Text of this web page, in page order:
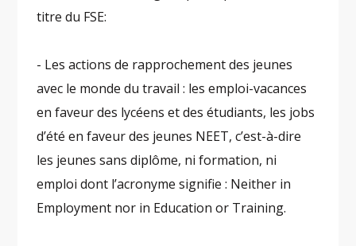
titre du FSE:
- Les actions de rapprochement des jeunes
avec le monde du travail : les emploi-vacances
en faveur des lycéens et des étudiants, les jobs
d’été en faveur des jeunes NEET, c’est-à-dire
les jeunes sans diplôme, ni formation, ni
emploi dont l’acronyme signifie : Neither in
Employment nor in Education or Training.